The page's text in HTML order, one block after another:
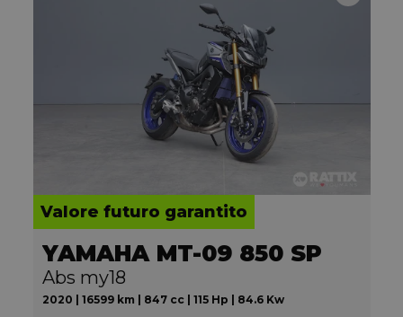
Valore futuro garantito
YAMAHA MT-09 850 SP
Abs my18
2020 | 16599 km | 847 cc | 115 Hp | 84.6 Kw